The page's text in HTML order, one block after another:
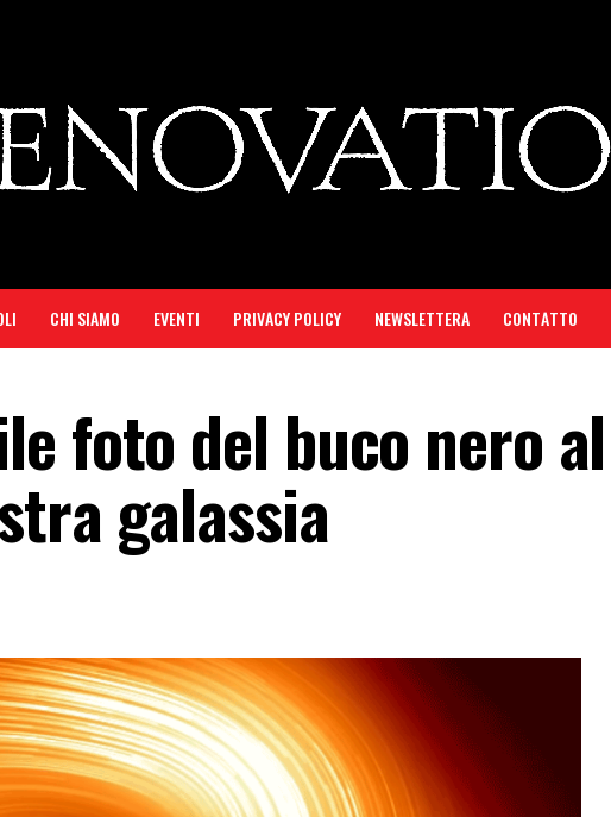
CHI SIAMO EVENTI PRIVACY POLICY NEWSLETTERA CONTATTO
foto del buco nero al
galassia